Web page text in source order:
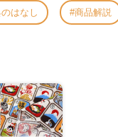
はなし 商品解説